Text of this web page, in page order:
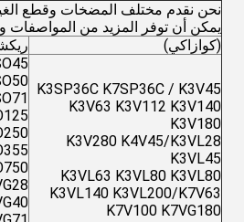
نحن نقدم مختلف المضخات وقطع
يمكن أن توفر المزيد من المواصفات
(كوازاكي)
K3SP36C K7SP36C / K3V45
K3V63 K3V112 K3V140
K3V180
K3V280 K4V45/K3VL28
K3VL45
K3VL63 K3VL80 K3VL80
K3VL140 K3VL200/K7V63
K7V100 K7VG180